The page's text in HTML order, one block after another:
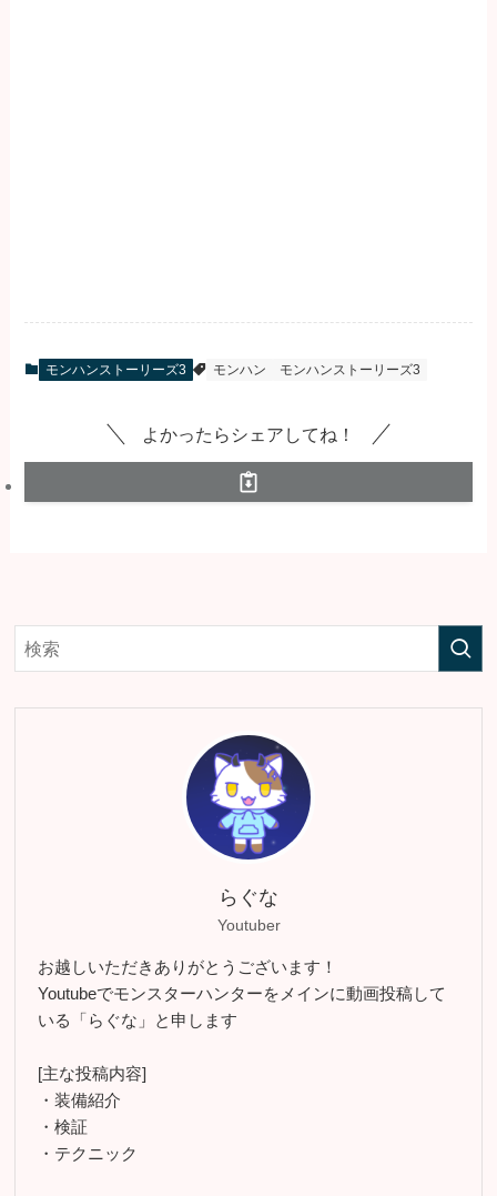
モンハンストーリーズ3 モンハン モンハンストーリーズ3
よかったらシェアしてね！
らぐな
Youtuber
お越しいただきありがとうございます！
Youtubeでモンスターハンターをメインに動画投稿して
いる「らぐな」と申します
[主な投稿内容]
・装備紹介
・検証
・テクニック